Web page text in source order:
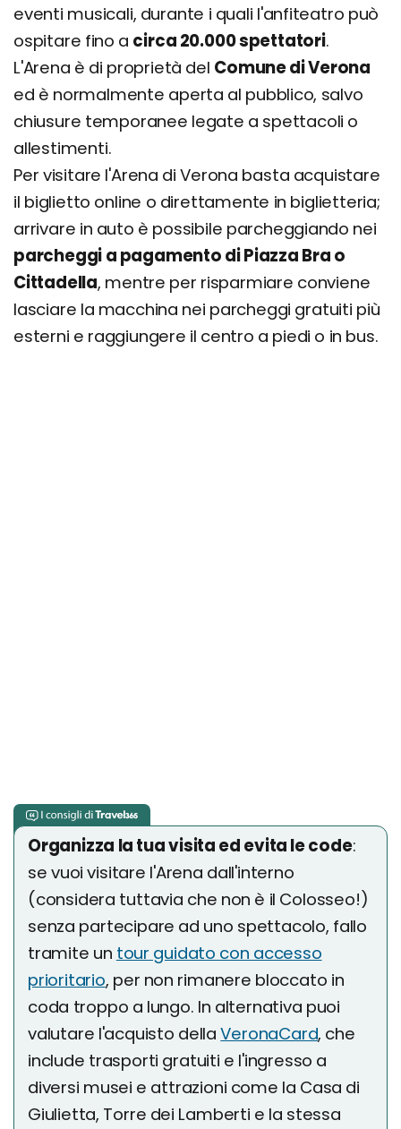
eventi musicali, durante i quali l'anfiteatro può
ospitare fino a circa 20.000 spettatori.
L'Arena è di proprietà del Comune di Verona
ed è normalmente aperta al pubblico, salvo
chiusure temporanee legate a spettacoli o
allestimenti.
Per visitare l'Arena di Verona basta acquistare
il biglietto online o direttamente in biglietteria;
arrivare in auto è possibile parcheggiando nei
parcheggi a pagamento di Piazza Bra o
Cittadella, mentre per risparmiare conviene
lasciare la macchina nei parcheggi gratuiti più
esterni e raggiungere il centro a piedi o in bus.
Organizza la tua visita ed evita le code:
se vuoi visitare l'Arena dall'interno
(considera tuttavia che non è il Colosseo!)
senza partecipare ad uno spettacolo, fallo
tramite un tour guidato con accesso
prioritario, per non rimanere bloccato in
coda troppo a lungo. In alternativa puoi
valutare l'acquisto dellaVeronaCard, che
include trasporti gratuiti e l'ingresso a
diversi musei e attrazioni come la Casa di
Giulietta, Torre dei Lamberti e la stessa